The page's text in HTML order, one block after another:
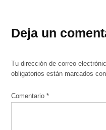
Deja un
Tu dirección de correo
obligatorios están marcados
Comentario*